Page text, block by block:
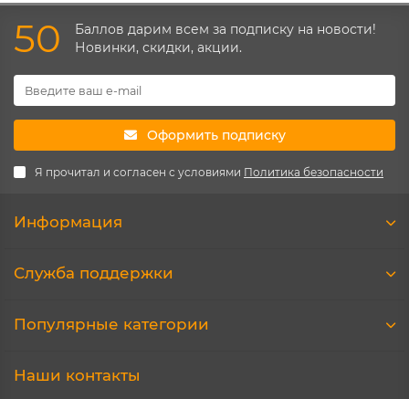
50
Баллов дарим всем за подписку на новости!
Новинки, скидки, акции.
Оформить подписку
Я прочитал и согласен с условиями Политика безопасности
Информация
Служба поддержки
Популярные категории
Наши контакты